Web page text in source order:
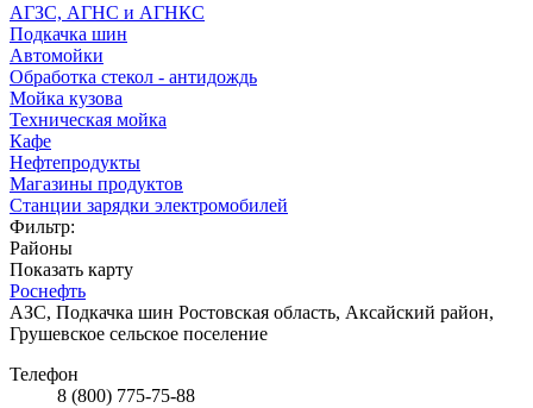
АГЗС, АГНС и АГНКС
Подкачка шин
Автомойки
Обработка стекол - антидождь
Мойка кузова
Техническая мойка
Кафе
Нефтепродукты
Магазины продуктов
Станции зарядки электромобилей
Фильтр:
Районы
Показать карту
Роснефть
АЗС, Подкачка шин Ростовская область, Аксайский район,
Грушевское сельское поселение
Телефон
8 (800) 775-75-88